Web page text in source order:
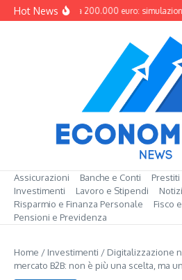
Salta al contenuto
Hot NewsMutuo da 200.000 euro:
Assicurazioni Banche e Conti
Investimenti
Lavoro e Stipendi
Risparmio e Finanza Personale
Fisco
Pensioni e Previdenza
Home / Investimenti / Digitalizzazione
mercato B2B: non è più una scelta, ma